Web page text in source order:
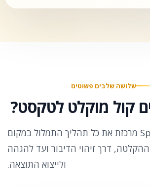
שלושה שלבים פשוטים
קול מוקלט לטקסט?
SpeechText.AI מרכזת את כל תהליך התמלול במקום
דרך זיהוי הדיבור ועד להגהה
ולייצוא התוצאה.